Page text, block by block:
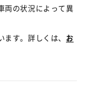
両の状況によって異
す。詳しくは、 お